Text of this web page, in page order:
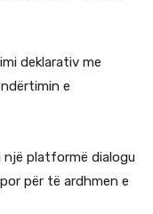
deklarativ me
e
një platformë dialogu
për të ardhmen e